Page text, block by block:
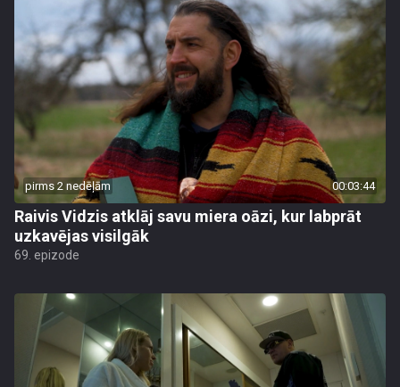
pirms 2 nedēļām 00:03:44
Raivis Vidzis atklāj savu miera oāzi, kur labprāt
uzkavējas visilgāk
69. epizode